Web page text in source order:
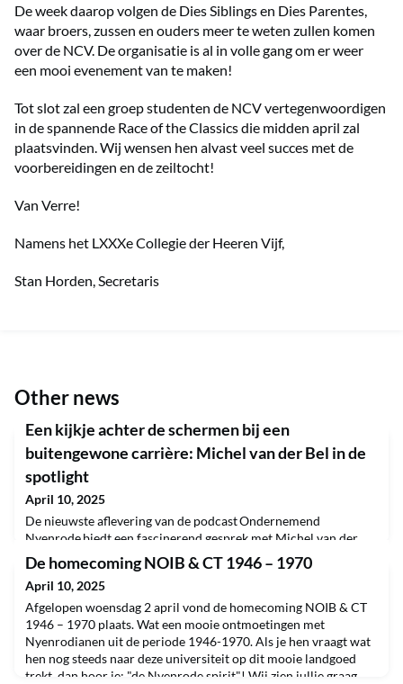
De week daarop volgen de Dies Siblings en Dies Parentes,
waar broers, zussen en ouders meer te weten zullen komen
over de NCV. De organisatie is al in volle gang om er weer
een mooi evenement van te maken!
Tot slot zal een groep studenten de NCV vertegenwoordigen
in de spannende Race of the Classics die midden april zal
plaatsvinden. Wij wensen hen alvast veel succes met de
voorbereidingen en de zeiltocht!
Van Verre!
Namens het LXXXe Collegie der Heeren Vijf,
Stan Horden, Secretaris
Other news
Een kijkje achter de schermen bij een
buitengewone carrière: Michel van der Bel in de
spotlight
April 10, 2025
De nieuwste aflevering van de podcast Ondernemend
Nyenrode biedt een fascinerend gesprek met Michel van der
Bel, een van de meest ervaren leiders in de zakelijke wereld. Van
der Bel neemt luisteraars mee op een inspirerende reis door
zijn indrukwekkende carrière bij Microsoft, waar hij meer dan
twintig jaar werkte en uiteindelijk de rol van president van
EMEA bekleedde. Een internationale carrière
De homecoming NOIB & CT 1946 – 1970
April 10, 2025
Afgelopen woensdag 2 april vond de homecoming NOIB & CT
1946 – 1970 plaats. Wat een mooie ontmoetingen met
Nyenrodianen uit de periode 1946-1970. Als je hen vraagt wat
hen nog steeds naar deze universiteit op dit mooie landgoed
trekt, dan hoor je: "de Nyenrode spirit"! Wij zien jullie graag